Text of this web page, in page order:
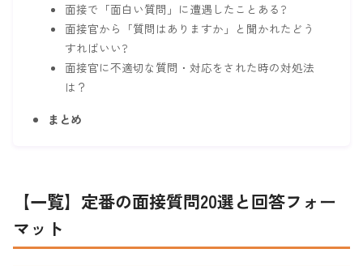
面接で「面白い質問」に遭遇したことある?
面接官から「質問はありますか」と聞かれたどう
すればいい?
面接官に不適切な質問・対応をされた時の対処法
は？
まとめ
【一覧】定番の面接質問20選と回答フォー
マット